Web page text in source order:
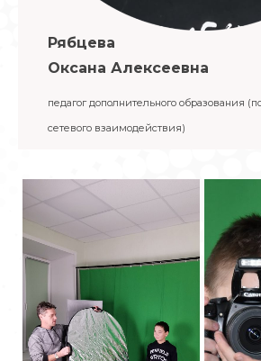
Рябцева
Оксана Алексеевна
педагог дополнительного образования
сетевого взаимодействия)